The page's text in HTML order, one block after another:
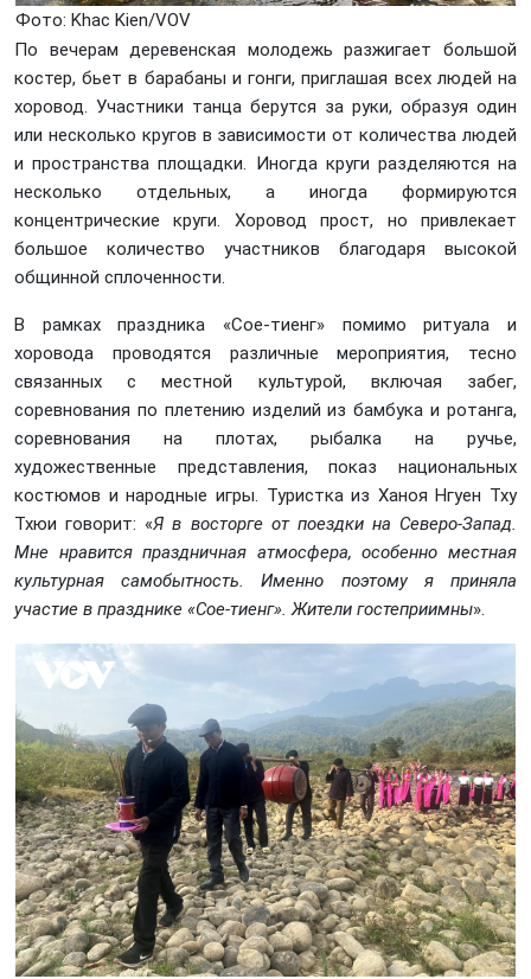
Фото: Khаc Kiеn/VOV
По вечерам деревенская молодежь разжигает большой
костер, бьет в барабаны и гонги, приглашая всех людей на
хоровод. Участники танца берутся за руки, образуя один
или несколько кругов в зависимости от количества людей
и пространства площадки. Иногда круги разделяются на
несколько отдельных, а иногда формируются
концентрические круги. Хоровод прост, но привлекает
большое количество участников благодаря высокой
общинной сплоченности.
В рамках праздника «Сое-тиенг» помимо ритуала и
хоровода проводятся различные мероприятия, тесно
связанных с местной культурой, включая забег,
соревнования по плетению изделий из бамбука и ротанга,
соревнования на плотах, рыбалка на ручье,
художественные представления, показ национальных
костюмов и народные игры. Туристка из Ханоя Нгуен Тху
Тхюи говорит: «Я в восторге от поездки на Северо-Запад.
Мне нравится праздничная атмосфера, особенно местная
культурная самобытность. Именно поэтому я приняла
участие в празднике «Сое-тиенг». Жители гостеприимны».